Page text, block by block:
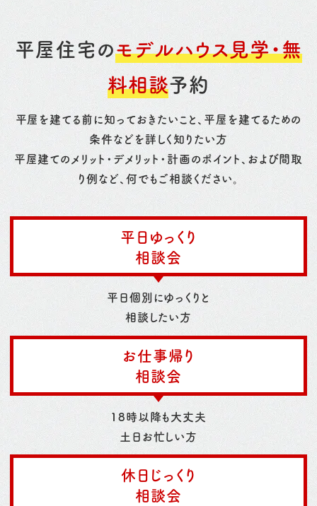
平屋住宅のモデルハウス見学・無
料相談予約
平屋を建てる前に知っておきたいこと、平屋を建てるための
条件などを詳しく知りたい方
平屋建てのメリット・デメリット・計画のポイント、および間取
り例など、何でもご相談ください。
平日ゆっくり
相談会
平日個別にゆっくりと
相談したい方
お仕事帰り
相談会
18時以降も大丈夫
土日お忙しい方
休日じっくり
相談会